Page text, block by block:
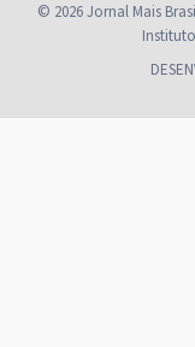
© 2026 Jornal Mais